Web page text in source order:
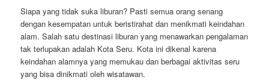
Siapa yang tidak suka liburan? Pasti semua orang senang
dengan kesempatan untuk beristirahat dan menikmati keindahan
alam. Salah satu destinasi liburan yang menawarkan pengalaman
tak terlupakan adalah Kota Seru. Kota ini dikenal karena
keindahan alamnya yang memukau dan berbagai aktivitas seru
yang bisa dinikmati oleh wisatawan.